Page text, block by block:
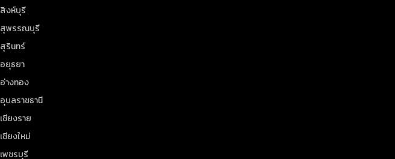
สิงห์บุรี
สุพรรณบุรี
สุรินทร์
อยุธยา
อ่างทอง
อุบลราชธานี
เชียงราย
เชียงใหม่
เพชรบุรี